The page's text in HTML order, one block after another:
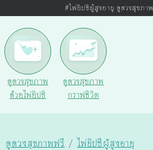
#ไพ่ยิปซีผู้สูงอายุ ดูดวงสุขภาพ
ดูดวงสุขภาพ
ด้วยไพ่ยิปซี
ดูดวงสุขภาพ
กราฟชีวิต
ดูดวงสุขภาพฟรี ไพ่ยิปซีผู้สูงอายุ